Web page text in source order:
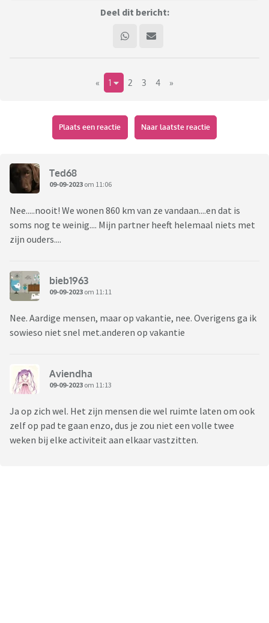
Deel dit bericht:
« 1 2 3 4 »
Plaats een reactie Naar laatste reactie
Ted68
09-09-2023 om 11:06
Nee.....nooit! We wonen 860 km van ze vandaan....en dat is
soms nog te weinig.... Mijn partner heeft helemaal niets met
zijn ouders....
bieb1963
09-09-2023 om 11:11
Nee. Aardige mensen, maar op vakantie, nee. Overigens ga ik
sowieso niet snel met.anderen op vakantie
Aviendha
09-09-2023 om 11:13
Ja op zich wel. Het zijn mensen die wel ruimte laten om ook
zelf op pad te gaan enzo, dus je zou niet een volle twee
weken bij elke activiteit aan elkaar vastzitten.